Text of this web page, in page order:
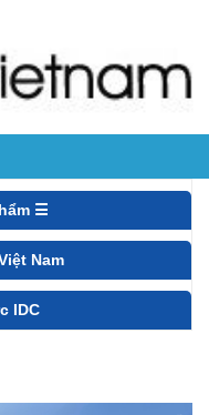
☰
Nam
IDC